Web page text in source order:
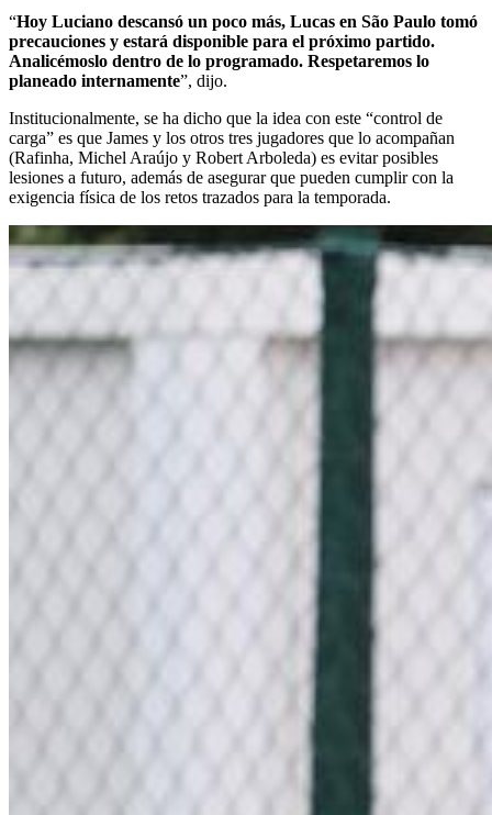
“Hoy Luciano descansó un poco más, Lucas en São Paulo tomó
precauciones y estará disponible para el próximo partido.
Analicémoslo dentro de lo programado. Respetaremos lo
planeado internamente”, dijo.
Institucionalmente, se ha dicho que la idea con este “control de
carga” es que James y los otros tres jugadores que lo acompañan
(Rafinha, Michel Araújo y Robert Arboleda) es evitar posibles
lesiones a futuro, además de asegurar que pueden cumplir con la
exigencia física de los retos trazados para la temporada.